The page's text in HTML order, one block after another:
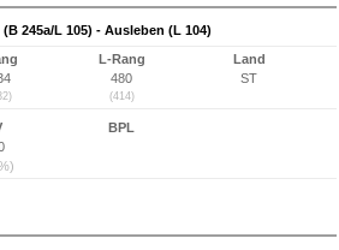
245a/L 105) - Ausleben (L 104)
L-Rang
480
(414)
Land
ST
BPL